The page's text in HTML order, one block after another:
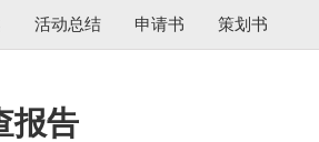
活动总结 申请书 策划书
报告